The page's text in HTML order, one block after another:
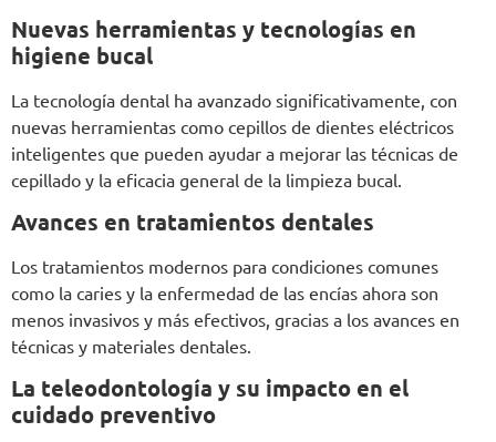
Nuevas herramientas y tecnologías en
higiene bucal
La tecnología dental ha avanzado significativamente, con
nuevas herramientas como cepillos de dientes eléctricos
inteligentes que pueden ayudar a mejorar las técnicas de
cepillado y la eficacia general de la limpieza bucal.
Avances en tratamientos dentales
Los tratamientos modernos para condiciones comunes
como la caries y la enfermedad de las encías ahora son
menos invasivos y más efectivos, gracias a los avances en
técnicas y materiales dentales.
La teleodontología y su impacto en el
cuidado preventivo